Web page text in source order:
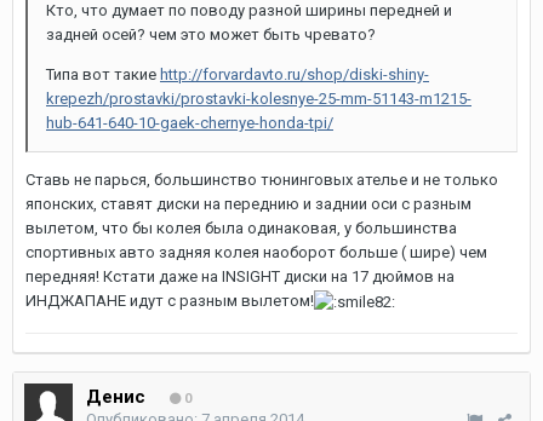
Кто, что думает по поводу разной ширины передней и
задней осей? чем это может быть чревато?
Типа вот такие http://forvardavto.ru/shop/diski-shiny-
krepezh/prostavki/prostavki-kolesnye-25-mm-51143-m1215-
hub-641-640-10-gaek-chernye-honda-tpi/
Ставь не парься, большинство тюнинговых ателье и не только
японских, ставят диски на переднию и заднии оси с разным
вылетом, что бы колея была одинаковая, у большинства
спортивных авто задняя колея наоборот больше ( шире) чем
передняя! Кстати даже на INSIGHT диски на 17 дюймов на
ИНДЖАПАНЕ идут с разным вылетом!
Денис 0